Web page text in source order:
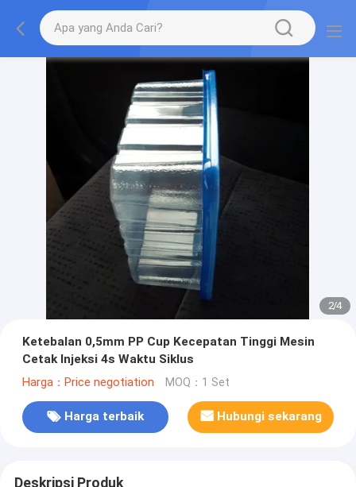
2/4
Ketebalan 0,5mm PP Cup Kecepatan Tinggi Mesin
Cetak Injeksi 4s Waktu Siklus
Harga：Price negotiation MOQ：1 Set
Harga terbaik Hubungi sekarang
Deskripsi Produk